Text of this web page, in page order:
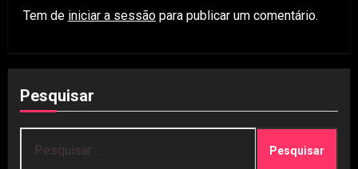
Tem de iniciar a sessãopara publicar um comentário.
Pesquisar
por: